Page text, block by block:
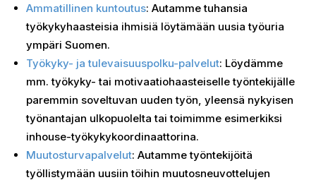
Ammatillinen kuntoutus: Autamme tuhansia
työkykyhaasteisia ihmisiä löytämään uusia työuria
ympäri Suomen.
Työkyky- ja tulevaisuuspolku-palvelut: Löydämme
mm. työkyky- tai motivaatiohaasteiselle työntekijälle
paremmin soveltuvan uuden työn, yleensä nykyisen
työnantajan ulkopuolelta tai toimimme esimerkiksi
inhouse-työkykykoordinaattorina.
Muutosturvapalvelut: Autamme työntekijöitä
työllistymään uusiin töihin muutosneuvottelujen